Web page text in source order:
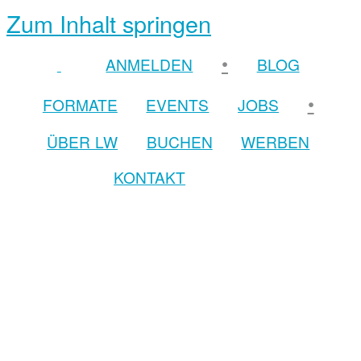
Zum Inhalt springen
ANMELDEN •
BLOG
FORMATE
EVENTS JOBS •
ÜBER LW BUCHEN
WERBEN
KONTAKT